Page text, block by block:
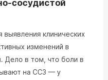
сосудистой
выявления клинических
изменений в
Дело в том, что боли в
на ССЗ — у